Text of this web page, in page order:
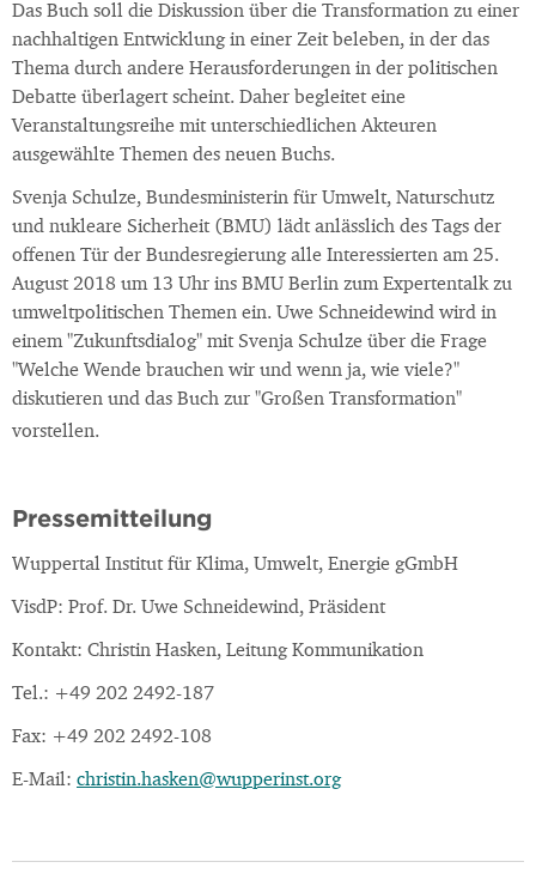
Das Buch soll die Diskussion über die Transformation zu einer
nachhaltigen Entwicklung in einer Zeit beleben, in der das
Thema durch andere Herausforderungen in der politischen
Debatte überlagert scheint. Daher begleitet eine
Veranstaltungsreihe mit unterschiedlichen Akteuren
ausgewählte Themen des neuen Buchs.
Svenja Schulze, Bundesministerin für Umwelt, Naturschutz
und nukleare Sicherheit (BMU) lädt anlässlich des Tags der
offenen Tür der Bundesregierung alle Interessierten am 25.
August 2018 um 13 Uhr ins BMU Berlin zum Expertentalk zu
umweltpolitischen Themen ein. Uwe Schneidewind wird in
einem "Zukunftsdialog" mit Svenja Schulze über die Frage
"Welche Wende brauchen wir und wenn ja, wie viele?"
diskutieren und das Buch zur "Großen Transformation"
vorstellen.
Pressemitteilung
Wuppertal Institut für Klima, Umwelt, Energie gGmbH
VisdP: Prof. Dr. Uwe Schneidewind, Präsident
Kontakt: Christin Hasken, Leitung Kommunikation
Tel.: +49 202 2492-187
Fax: +49 202 2492-108
E-Mail: christin.hasken@wupperinst.org